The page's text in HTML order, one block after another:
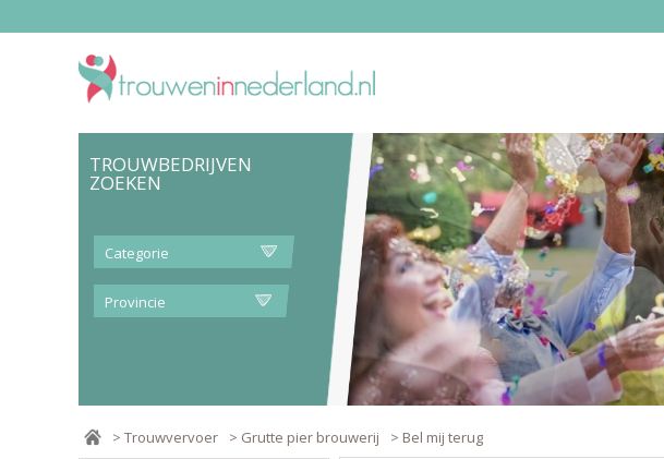
TROUWBEDRIJVEN
ZOEKEN
Categorie
Provincie
>Trouwvervoer > Grutte pier brouwerij > Bel mij terug